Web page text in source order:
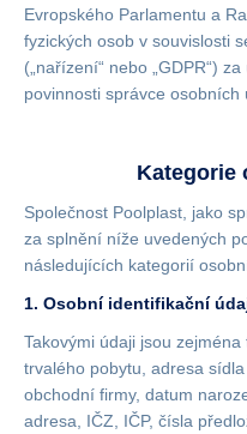
Evropského Parlamentu a
fyzických osob v souvislosti
(„nařízení“ nebo „GDPR“)
povinnosti správce osobních
Kategorie
Společnost Poolplast, jako
za splnění níže uvedených
následujících kategorií
1. Osobní identifikační
Takovými údaji jsou
trvalého pobytu, adresa
obchodní firmy, datum
adresa, IČZ, IČP, čísla